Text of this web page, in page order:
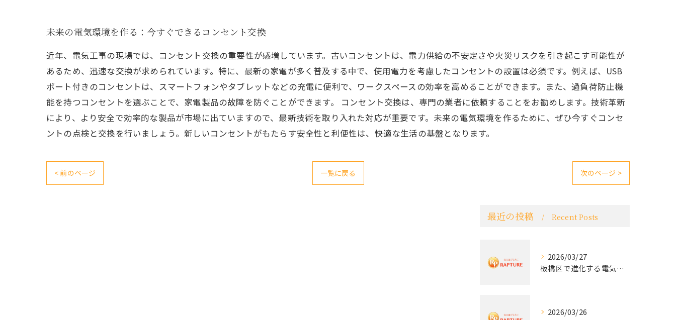
未来の電気環境を作る：今すぐできるコンセント交換
近年、電気工事の現場では、コンセント交換の重要性が感増しています。古いコンセントは、電力供給の不安定さや火災リスクを引き起こす可能性が
あるため、迅速な交換が求められています。特に、最新の家電が多く普及する中で、使用電力を考慮したコンセントの設置は必須です。例えば、USB
ポート付きのコンセントは、スマートフォンやタブレットなどの充電に便利で、ワークスペースの効率を高めることができます。また、過負荷防止機
能を持つコンセントを選ぶことで、家電製品の故障を防ぐことができます。 コンセント交換は、専門の業者に依頼することをお勧めします。技術革新
により、より安全で効率的な製品が市場に出ていますので、最新技術を取り入れた対応が重要です。未来の電気環境を作るために、ぜひ今すぐコンセ
ントの点検と交換を行いましょう。新しいコンセントがもたらす安全性と利便性は、快適な生活の基盤となります。
< 前のページ 一覧に戻る 次のページ >
最近の投稿 Recent Posts
2026/03/27
板橋区で進化する電気工事と最新コンセント交換技術
2026/03/26